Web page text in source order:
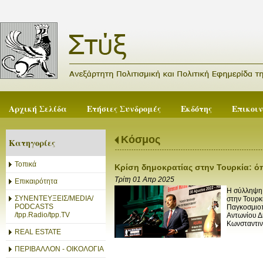
Αρχική Σελίδα Ετήσιες Συνδρομές Εκδότης
Κατηγορίες
Τοπικά
Επικαιρότητα
ΣΥΝΕΝΤΕΥΞΕΙΣ/MEDIA/
PODCASTS
/tpp.Radio/tpp.TV
REAL ESTATE
ΠΕΡΙΒΑΛΛΟΝ - ΟΙΚΟΛΟΓΙΑ
Κόσμος
Κρίση δημοκρατίας στην Τουρκία:
Τρίτη 01 Απρ 2025
Η σύλληψη
στην
Αντωνίου